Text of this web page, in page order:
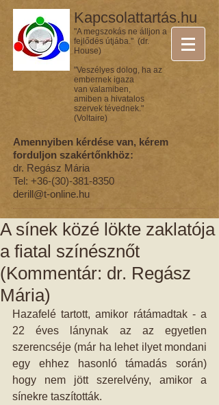
Kapcsolattartás.hu
"A megszokás ne álljon a
fejlődés útjába." (dr.
House)
"Veszélyes dolog, ha az
embernek igaza
van valamiben,
amiben a hivatalos
szervek tévednek."
(Voltaire)
Amennyiben kérdése van, kérem
forduljon szakértőnkhöz:
dr. Regász Mária
Tel: +36-(30)-381-8350
derill@t-online.hu
A sínek közé lökte zaklatója
a fiatal színésznőt
(Kommentár: dr. Regász
Mária)
Hazafelé tartott, amikor rátámadtak - a
22 éves lánynak az az egyetlen
szerencséje (már ha lehet ilyet mondani
egy ehhez hasonló támadás során)
hogy nem jött szerelvény, amikor a
sínekre taszították.